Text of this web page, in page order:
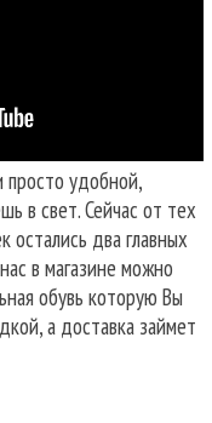
просто удобной,
в свет. Сейчас от тех
два главных
в магазине можно
обувь которую Вы
а доставка займет